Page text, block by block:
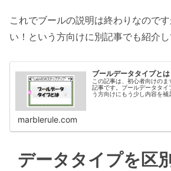
これでブールの説明は終わりなので
い！という方向けに別記事でも紹介し
ブールデータタイプとは
この記事は、初心者向けの
記事です。ブールデータタ
う方向けにもう少し内容を補
marblerule.com
データタイプを区